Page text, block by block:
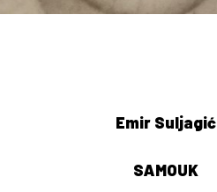
Emir Suljagić
SAMOUK